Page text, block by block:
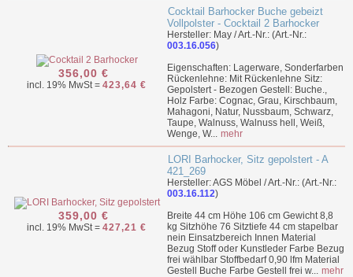
356,00 €
incl. 19% MwSt = 423,64 €
Cocktail Barhocker Buche gebeizt
Vollpolster - Cocktail 2 Barhocker
Hersteller: May / Art.-Nr.: (Art.-Nr.:
003.16.056)
Eigenschaften: Lagerware, Sonderfarben
Rückenlehne: Mit Rückenlehne Sitz:
Gepolstert - Bezogen Gestell: Buche.,
Holz Farbe: Cognac, Grau, Kirschbaum,
Mahagoni, Natur, Nussbaum, Schwarz,
Taupe, Walnuss, Walnuss hell, Weiß,
Wenge, W... mehr
359,00 €
incl. 19% MwSt = 427,21 €
LORI Barhocker, Sitz gepolstert - A
421_269
Hersteller: AGS Möbel / Art.-Nr.: (Art.-Nr.:
003.16.112)
Breite 44 cm Höhe 106 cm Gewicht 8,8
kg Sitzhöhe 76 Sitztiefe 44 cm stapelbar
nein Einsatzbereich Innen Material
Bezug Stoff oder Kunstleder Farbe Bezug
frei wählbar Stoffbedarf 0,90 lfm Material
Gestell Buche Farbe Gestell frei w... mehr